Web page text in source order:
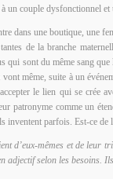
un couple dysfonctionnel
dans une boutique, une
de la branche
qui sont du même sang
même, suite à un
le lien qui se crée
patronyme comme un
inventent parfois. Est-ce
d’eux-mêmes et de leur
adjectif selon les besoins.